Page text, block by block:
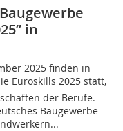
in
2025 finden in
2025 statt,
der Berufe.
Baugewerbe